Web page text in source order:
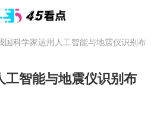
国科学家运用人工智能与地震仪识别布
工智能与地震仪识别布